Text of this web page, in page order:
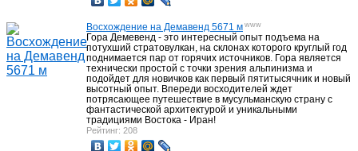
Восхождение на Демавенд 5671 м www
Гора Демевенд - это интересный опыт подъема на
потухший стратовулкан, на склонах которого круглый год
поднимается пар от горячих источников. Гора является
технически простой с точки зрения альпинизма и
подойдет для новичков как первый пятитысячник и новый
высотный опыт. Впереди восходителей ждет
потрясающее путешествие в мусульманскую страну с
фантастической архитектурой и уникальными
традициями Востока - Иран!
Рейтинг: 208